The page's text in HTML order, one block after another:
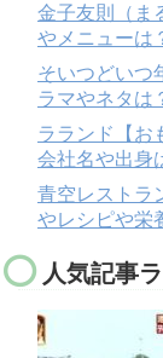
金子友則（ま
やメニューは
そいつどいつ
ラマやネタは
ラランド【お
会社名や出身
青空レストラ
やレシピや栄
人気記事